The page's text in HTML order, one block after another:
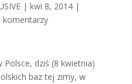
| kwi 8, 2014|
komentarzy
Polsce, dziś (8 kwietnia)
baz tej zimy, w